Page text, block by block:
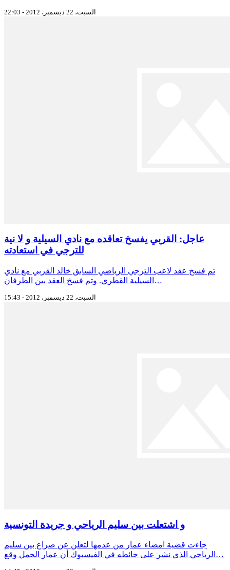
السبت، 22 ديسمبر، 2012 - 22:03
عاجل: القربي يفسخ تعاقده مع نادي السيلية و لا نية
للترجي في استعادته
تم فسخ عقد لاعب الترجي الرياضي السابق خالد القربي مع نادي
السيلية القطري. وتم فسخ العقد بين الطرفان…
السبت، 22 ديسمبر، 2012 - 15:43
و اشتعلت بين سليم الرياحي و جريدة التونسية
جاءت قضية امضاء عمار من عدمها لتعلن عن صراع بين سليم
الرياحي الذي نشر على حائطه في الفيسبوك أن عمار الجمل وقع…